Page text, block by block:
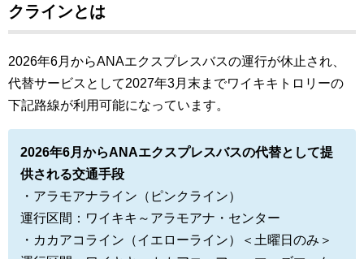
クラインとは
2026年6月からANAエクスプレスバスの運行が休止され、
代替サービスとして2027年3月末までワイキキトロリーの
下記路線が利用可能になっています。
2026年6月からANAエクスプレスバスの代替として提
供される交通手段
・アラモアナライン（ピンクライン）
運行区間：ワイキキ～アラモアナ・センター
・カカアコライン（イエローライン）＜土曜日のみ＞